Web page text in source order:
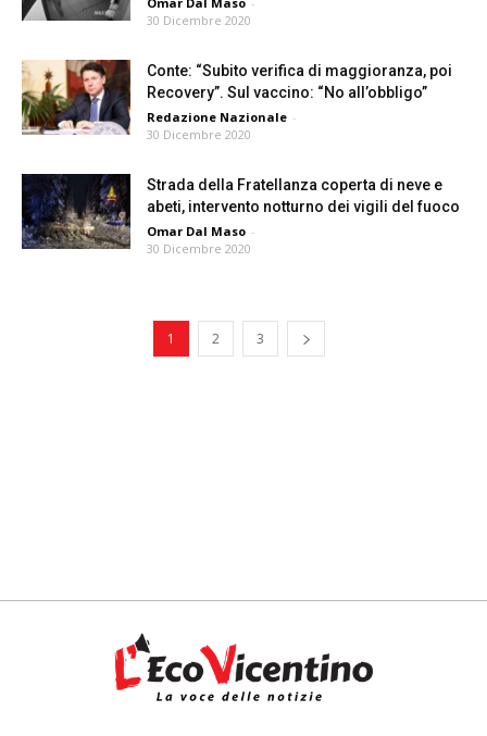
30 Dicembre 2020
Conte: “Subito verifica di maggioranza, poi
Recovery”. Sul vaccino: “No all’obbligo”
Redazione Nazionale -
30 Dicembre 2020
Strada della Fratellanza coperta di neve e
abeti, intervento notturno dei vigili del fuoco
Omar Dal Maso -
30 Dicembre 2020
1 2 3